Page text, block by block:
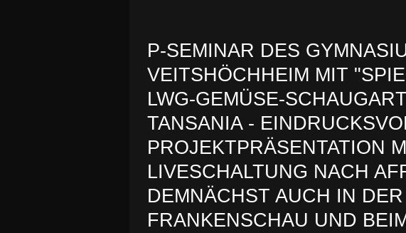
P-SEMINAR DES
VEITSHÖCHHEIM MIT
LWG-GEMÜSE-
TANSANIA -
PROJEKTPRÄSENTATION
LIVESCHALTUNG NACH
DEMNÄCHST AUCH IN
FRANKENSCHAU UND